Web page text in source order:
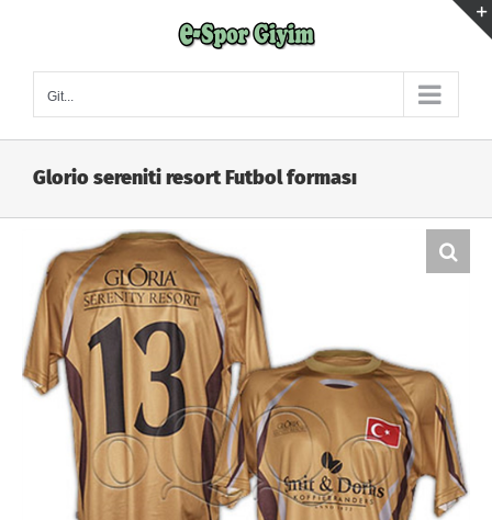
Git...
Glorio sereniti resort Futbol forması